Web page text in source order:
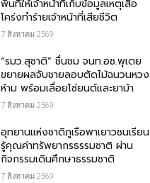
พื้นที่ให้เจ้าหน้าที่เก็บข้อมูลเหตุเสือ
โคร่งทำร้ายเจ้าหน้าที่เสียชีวิต
7 สิงหาคม 2569
“รมว.สุชาติ” ชื่นชม​ จนท.อช.พุเตย​
ขยายผลจับชายลอบตัดไม้ฉนวนหวง
ห้าม พร้อมเลื่อยโซ่ยนต์และยาบ้า
7 สิงหาคม 2569
อุทยานแห่งชาติภูเรือพาเยาวชนเรียน
รู้คุณค่าทรัพยากรธรรมชาติ ผ่าน
กิจกรรมเดินศึกษาธรรมชาติ
7 สิงหาคม 2569